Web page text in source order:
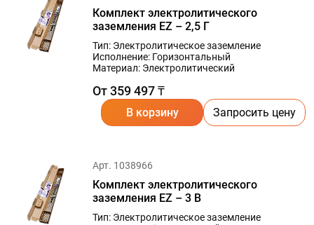
Комплект электролитического
заземления EZ – 2,5 Г
Тип: Электролитическое заземление
Исполнение: Горизонтальный
Материал: Электролитический
От 359 497 ₸
В корзину Запросить цену
Арт. 1038966
Комплект электролитического
заземления EZ – 3 В
Тип: Электролитическое заземление